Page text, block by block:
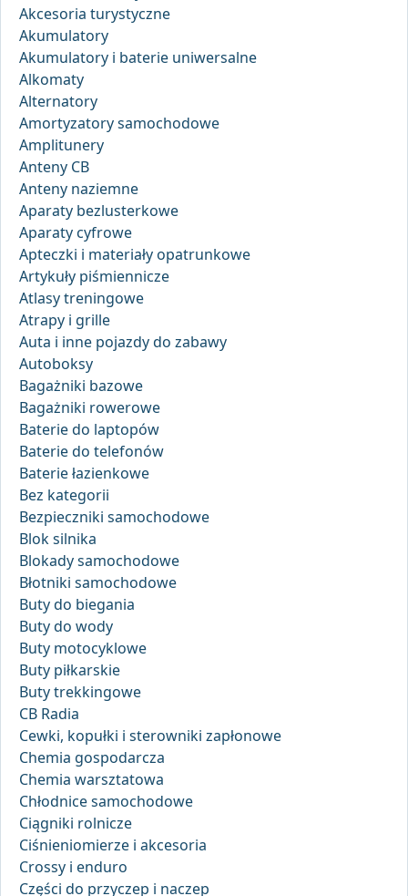
Akcesoria turystyczne
Akumulatory
Akumulatory i baterie uniwersalne
Alkomaty
Alternatory
Amortyzatory samochodowe
Amplitunery
Anteny CB
Anteny naziemne
Aparaty bezlusterkowe
Aparaty cyfrowe
Apteczki i materiały opatrunkowe
Artykuły piśmiennicze
Atlasy treningowe
Atrapy i grille
Auta i inne pojazdy do zabawy
Autoboksy
Bagażniki bazowe
Bagażniki rowerowe
Baterie do laptopów
Baterie do telefonów
Baterie łazienkowe
Bez kategorii
Bezpieczniki samochodowe
Blok silnika
Blokady samochodowe
Błotniki samochodowe
Buty do biegania
Buty do wody
Buty motocyklowe
Buty piłkarskie
Buty trekkingowe
CB Radia
Cewki, kopułki i sterowniki zapłonowe
Chemia gospodarcza
Chemia warsztatowa
Chłodnice samochodowe
Ciągniki rolnicze
Ciśnieniomierze i akcesoria
Crossy i enduro
Części do przyczep i naczep